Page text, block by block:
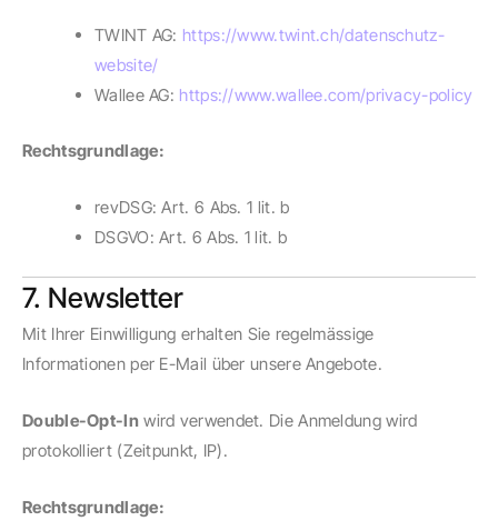
TWINT AG: https://www.twint.ch/datenschutz-
website/
Wallee AG: https://www.wallee.com/privacy-policy
Rechtsgrundlage:
revDSG: Art. 6 Abs. 1 lit. b
DSGVO: Art. 6 Abs. 1 lit. b
7. Newsletter
Mit Ihrer Einwilligung erhalten Sie regelmässige
Informationen per E-Mail über unsere Angebote.
Double-Opt-Inwird verwendet. Die Anmeldung wird
protokolliert (Zeitpunkt, IP).
Rechtsgrundlage: